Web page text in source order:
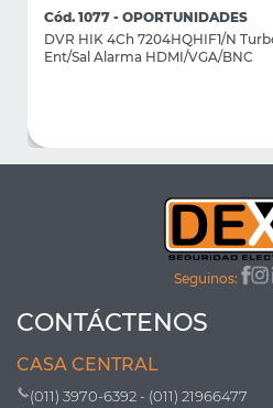
Cód. 1077 - OPORTUNIDADES
DVR HIK 4Ch 7204HQHIF1/N
Ent/Sal Alarma HDMI/VGA/BNC
Seguinos:
CONTÁCTENOS
CASA CENTRAL
(011) 3970-6392 - (011) 21966477